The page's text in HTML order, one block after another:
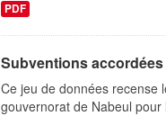
PDF
Subventions
Ce jeu de données recense
gouvernorat de Nabeul